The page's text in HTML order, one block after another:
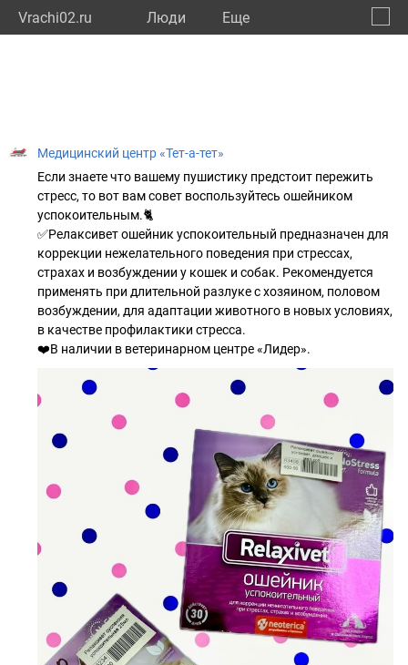
Vrachi02.ru Люди Eще
Медицинский центр «Тет-а-тет»
Если знаете что вашему пушистику предстоит пережить
стресс, то вот вам совет воспользуйтесь ошейником
успокоительным.🐈
✅Релаксивет ошейник успокоительный предназначен для
коррекции нежелательного поведения при стрессах,
страхах и возбуждении у кошек и собак. Рекомендуется
применять при длительной разлуке с хозяином, половом
возбуждении, для адаптации животного в новых условиях,
в качестве профилактики стресса.
❤️В наличии в ветеринарном центре «Лидер».